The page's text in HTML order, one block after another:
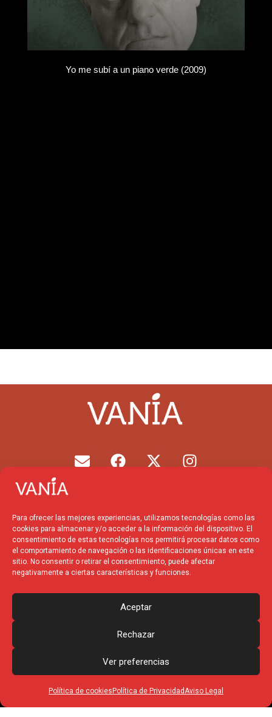
Para ofrecer las mejores experiencias, utilizamos tecnologías como las
cookies para almacenar y/o acceder a la información del dispositivo. El
consentimiento de estas tecnologías nos permitirá procesar datos como
el comportamiento de navegación o las identificaciones únicas en este
sitio. No consentir o retirar el consentimiento, puede afectar
negativamente a ciertas características y funciones.
Aceptar
Rechazar
Ver preferencias
Política de cookies Política de PrivacidadAviso Legal
Yo me subí a un piano verde (2009)
E
n
l
o
p
e
F
a
b
o
o
k
X
-
i
t
t
e
r
I
n
a
g
r
a
m
Unión Europea – NextGenerationEU